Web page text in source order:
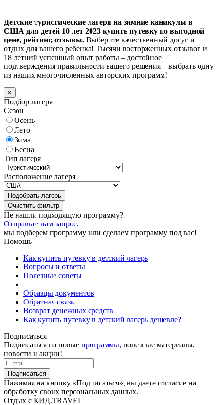
Детские туристические лагеря на зимние каникулы в
США для детей 10 лет 2023 купить путевку по выгодной
цене, рейтинг, отзывы. Выберите качественный досуг и
отдых для вашего ребенка! Тысячи восторженных отзывов и
18 летний успешный опыт работы – достойное
подтверждения правильности вашего решения – выбрать одну
из наших многочисленных авторских программ!
×
Подбор лагеря
Сезон
Осень
Лето
Зима
Весна
Тип лагеря
Расположение лагеря
Подобрать лагерь
Не нашли подходящую программу?
Отправьте нам запрос,
мы подберем программу или сделаем программу под вас!
Помощь
Как купить путевку в детский лагерь
Вопросы и ответы
Полезные советы
Образцы документов
Обратная связь
Возврат денежных средств
Как купить путевку в детский лагерь дешевле?
Подписаться
Подписаться на новые программы, полезные материалы,
новости и акции!
Подписаться
Нажимая на кнопку «Подписаться», вы даете согласие на
обработку своих персональных данных.
Отдых с КИД.TRAVEL